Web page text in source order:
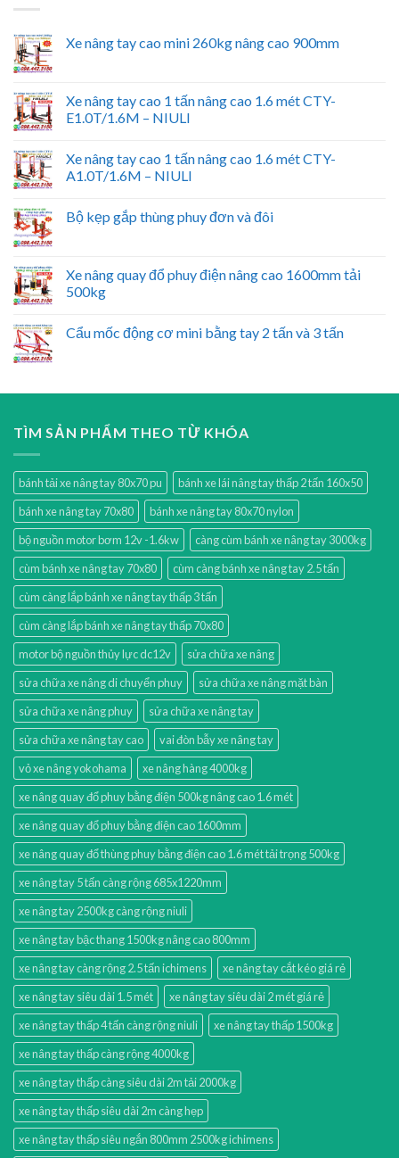
Xe nâng tay cao mini 260kg nâng cao 900mm
Xe nâng tay cao 1 tấn nâng cao 1.6 mét CTY-
E1.0T/1.6M – NIULI
Xe nâng tay cao 1 tấn nâng cao 1.6 mét CTY-
A1.0T/1.6M – NIULI
Bộ kẹp gắp thùng phuy đơn và đôi
Xe nâng quay đổ phuy điện nâng cao 1600mm tải
500kg
Cẩu mốc động cơ mini bằng tay 2 tấn và 3 tấn
TÌM SẢN PHẨM THEO TỪ KHÓA
bánh tải xe nâng tay 80x70 pu
bánh xe lái nâng tay thấp 2 tấn 160x50
bánh xe nâng tay 70x80
bánh xe nâng tay 80x70 nylon
bộ nguồn motor bơm 12v -1.6kw
càng cùm bánh xe nâng tay 3000kg
cùm bánh xe nâng tay 70x80
cùm càng bánh xe nâng tay 2.5 tấn
cùm càng lắp bánh xe nâng tay thấp 3 tấn
cùm càng lắp bánh xe nâng tay thấp 70x80
motor bộ nguồn thủy lực dc12v
sửa chữa xe nâng
sửa chữa xe nâng di chuyển phuy
sửa chữa xe nâng mặt bàn
sửa chữa xe nâng phuy
sửa chữa xe nâng tay
sửa chữa xe nâng tay cao
vai đòn bẫy xe nâng tay
vỏ xe nâng yokohama
xe nâng hàng 4000kg
xe nâng quay đổ phuy bằng điện 500kg nâng cao 1.6 mét
xe nâng quay đổ phuy bằng điện cao 1600mm
xe nâng quay đổ thùng phuy bằng điện cao 1.6 mét tải trọng 500kg
xe nâng tay 5 tấn càng rộng 685x1220mm
xe nâng tay 2500kg càng rộng niuli
xe nâng tay bậc thang 1500kg nâng cao 800mm
xe nâng tay càng rộng 2.5 tấn ichimens
xe nâng tay cắt kéo giá rẻ
xe nâng tay siêu dài 1.5 mét
xe nâng tay siêu dài 2 mét giá rẻ
xe nâng tay thấp 4 tấn càng rộng niuli
xe nâng tay thấp 1500kg
xe nâng tay thấp càng rộng 4000kg
xe nâng tay thấp càng siêu dài 2m tải 2000kg
xe nâng tay thấp siêu dài 2m càng hẹp
xe nâng tay thấp siêu ngắn 800mm 2500kg ichimens